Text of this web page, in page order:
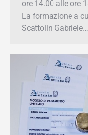
HACCP Completo
del nostro